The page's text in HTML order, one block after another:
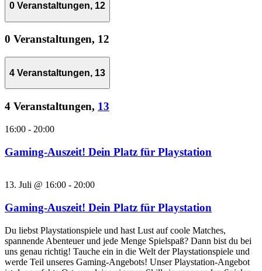
0 Veranstaltungen, 12
0 Veranstaltungen, 12
4 Veranstaltungen, 13
4 Veranstaltungen, 13
16:00 - 20:00
Gaming-Auszeit! Dein Platz für Playstation
13. Juli @ 16:00 - 20:00
Gaming-Auszeit! Dein Platz für Playstation
Du liebst Playstationspiele und hast Lust auf coole Matches,
spannende Abenteuer und jede Menge Spielspaß? Dann bist du bei
uns genau richtig! Tauche ein in die Welt der Playstationspiele und
werde Teil unseres Gaming-Angebots! Unser Playstation-Angebot